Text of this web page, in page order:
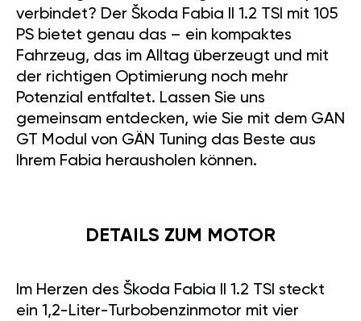
verbindet? Der Škoda Fabia II 1.2 TSI mit 105
PS bietet genau das – ein kompaktes
Fahrzeug, das im Alltag überzeugt und mit
der richtigen Optimierung noch mehr
Potenzial entfaltet. Lassen Sie uns
gemeinsam entdecken, wie Sie mit dem GAN
GT Modul von GÄN Tuning das Beste aus
Ihrem Fabia herausholen können.
DETAILS ZUM MOTOR
Im Herzen des Škoda Fabia II 1.2 TSI steckt
ein 1,2-Liter-Turbobenzinmotor mit vier